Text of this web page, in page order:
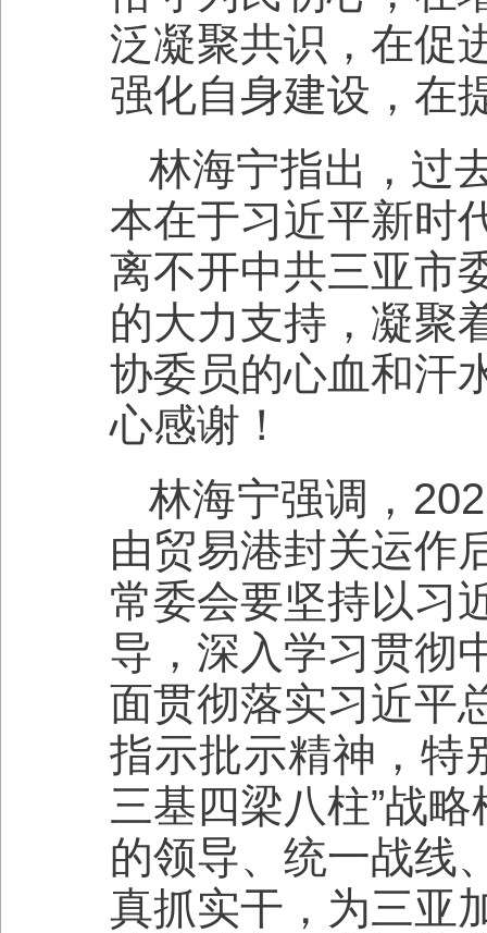
泛凝聚共识，在促
强化自身建设，在
林海宁指出，过
本在于习近平新时
离不开中共三亚市
的大力支持，凝聚
协委员的心血和汗
心感谢！
林海宁强调，
由贸易港封关运作
常委会要坚持以习
导，深入学习贯彻
面贯彻落实习近平
指示批示精神，特
三基四梁八柱”战
的领导、统一战线
真抓实干，为三亚